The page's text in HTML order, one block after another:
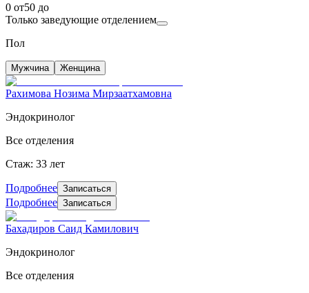
0 от50 до
Только заведующие отделением
Пол
Мужчина Женщина
Рахимова Нозима Мирзаатхамовна
Эндокринолог
Все отделения
Стаж: 33 лет
Подробнее Записаться
Подробнее Записаться
Бахадиров Саид Камилович
Эндокринолог
Все отделения